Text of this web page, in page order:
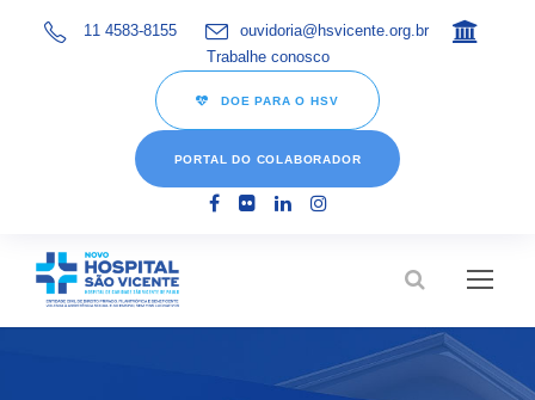
11 4583-8155
ouvidoria@hsvicente.org.br
Trabalhe conosco
DOE PARA O HSV
PORTAL DO COLABORADOR